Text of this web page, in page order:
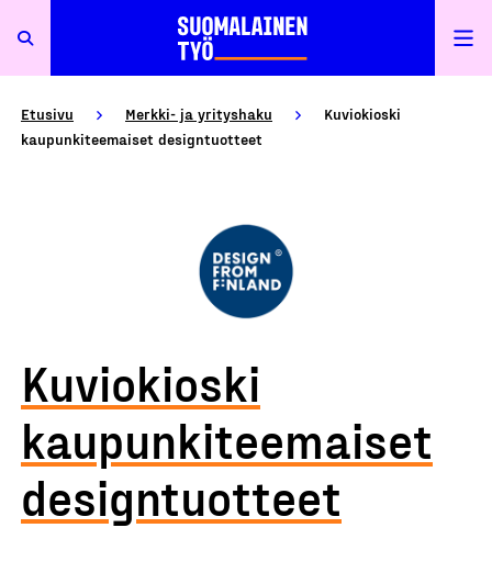
Etusivu Merkki- ja yrityshaku
Kuviokioski
kaupunkiteemaiset designtuotteet
Kuviokioski
kaupunkiteemaiset
designtuotteet